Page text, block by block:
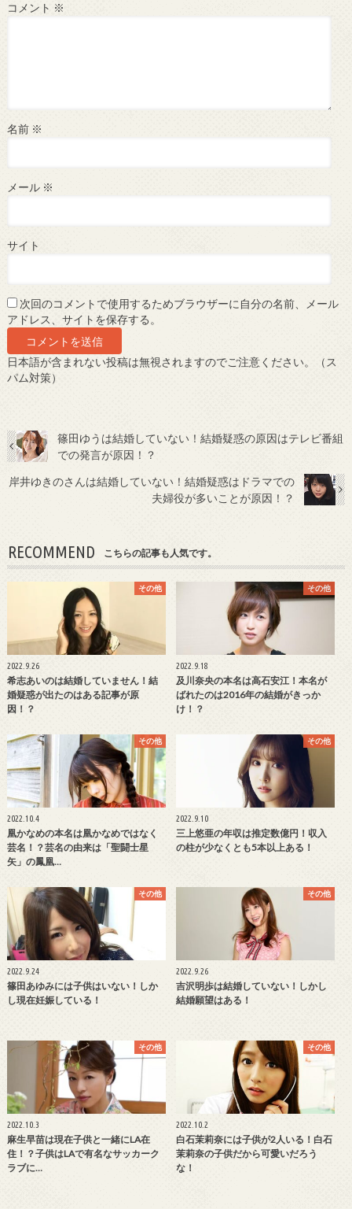
コメント ※
名前 ※
メール ※
サイト
次回のコメントで使用するためブラウザーに自分の名前、メール
アドレス、サイトを保存する。
日本語が含まれない投稿は無視されますのでご注意ください。（ス
パム対策）
篠田ゆうは結婚していない！結婚疑惑の原因はテレビ番組
での発言が原因！？
岸井ゆきのさんは結婚していない！結婚疑惑はドラマでの
夫婦役が多いことが原因！？
RECOMMEND こちらの記事も人気です。
その他
2022.9.26
希志あいのは結婚していません！結
婚疑惑が出たのはある記事が原
因！？
その他
2022.9.18
及川奈央の本名は高石安江！本名が
ばれたのは2016年の結婚がきっか
け！？
その他
2022.10.4
凰かなめの本名は凰かなめではなく
芸名！？芸名の由来は「聖闘士星
矢」の鳳凰…
その他
2022.9.10
三上悠亜の年収は推定数億円！収入
の柱が少なくとも5本以上ある！
その他
2022.9.24
篠田あゆみには子供はいない！しか
し現在妊娠している！
その他
2022.9.26
吉沢明歩は結婚していない！しかし
結婚願望はある！
その他
2022.10.3
麻生早苗は現在子供と一緒にLA在
住！？子供はLAで有名なサッカーク
ラブに…
その他
2022.10.2
白石茉莉奈には子供が2人いる！白石
茉莉奈の子供だから可愛いだろう
な！